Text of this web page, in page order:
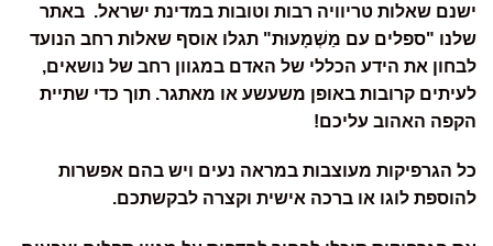
ישנם שאלות טריוויה רבות וטובות במדינת ישראל. באתר
שלנו "ספלים עם מַשְׁמָעוּת" תגלו אוסף שאלות רחב הנועד
לבחון את הידע הכללי של האדם במגוון רחב של נושאים,
לעיתים קרובות באופן משעשע או מאתגר. תוך כדי שתיית
הקפה האהוב עליכם!
כל הגרפיקות מעוצבות במראה נעים ויש בהם אפשרות
להוספת לוגו או ברכה אישית וקצרה לבקשתכם.